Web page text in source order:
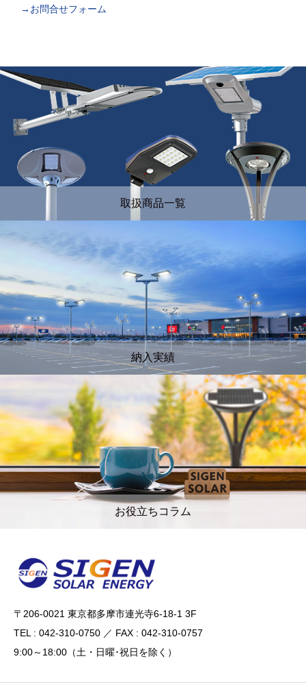
→お問合せフォーム
取扱商品一覧
納入実績
お役立ちコラム
〒206-0021 東京都多摩市連光寺6-18-1 3F
TEL : 042-310-0750 ／ FAX : 042-310-0757
9:00～18:00（土・日曜･祝日を除く）